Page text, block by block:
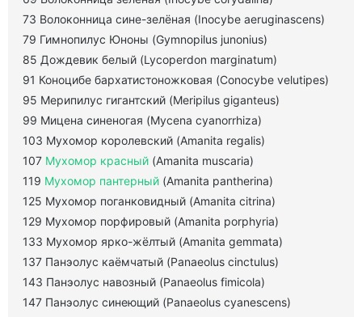
73 Волоконница сине-зелёная (Inocybe aeruginascens)
79 Гимнопилус Юноны (Gymnopilus junonius)
85 Дождевик белый (Lycoperdon marginatum)
91 Коноцибе бархатистоножковая (Conocybe velutipes)
95 Мерипилус гигантский (Meripilus giganteus)
99 Мицена синеногая (Mycena cyanorrhiza)
103 Мухомор королевский (Amanita regalis)
107 Мухомор красный (Amanita muscaria)
119 Мухомор пантерный (Amanita pantherina)
125 Мухомор поганковидный (Amanita citrina)
129 Мухомор порфировый (Amanita porphyria)
133 Мухомор ярко-жёлтый (Amanita gemmata)
137 Панэолус каёмчатый (Panaeolus cinctulus)
143 Панэолус навозный (Panaeolus fimicola)
147 Панэолус синеющий (Panaeolus cyanescens)